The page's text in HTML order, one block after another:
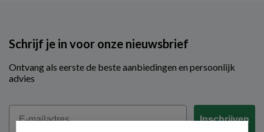
Schrijf je in voor onze nieuwsbrief
Ontvang als eerste de beste aanbiedingen en persoonlijk
advies
Email
Inschrijven